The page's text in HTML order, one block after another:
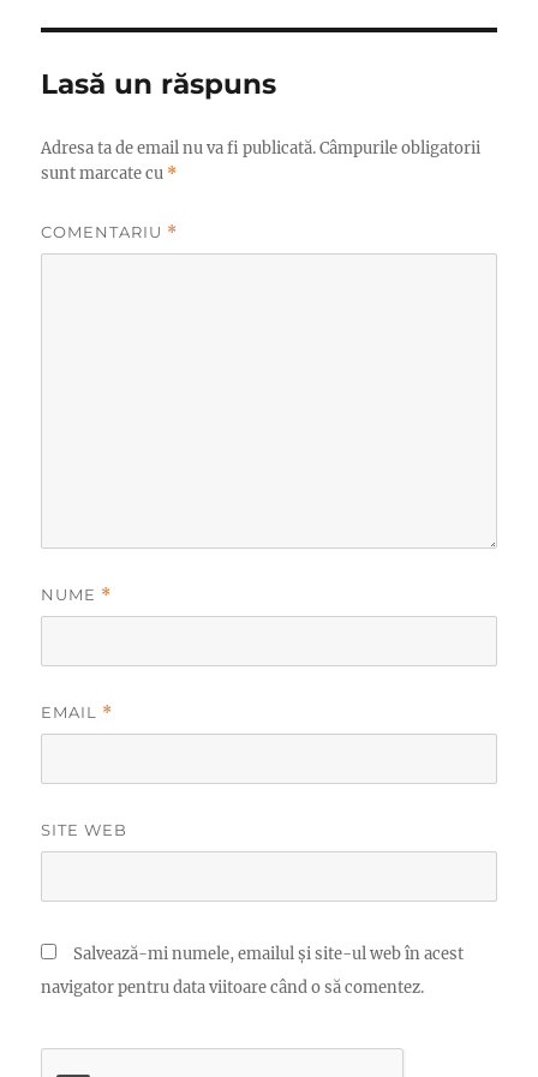
Lasă un răspuns
Adresa ta de email nu va fi publicată. Câmpurile obligatorii
sunt marcate cu *
COMENTARIU *
NUME *
EMAIL *
SITE WEB
Salvează-mi numele, emailul și site-ul web în acest
navigator pentru data viitoare când o să comentez.